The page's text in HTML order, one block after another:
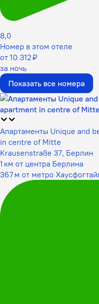
8,0
Номер в этом отеле
от 10 312 ₽
за ночь
Показать все номера
Апартаменты Unique and
in centre of Mitte
Krausenstraße 37, Берлин
1 км от центра Берлина
367 м от метро